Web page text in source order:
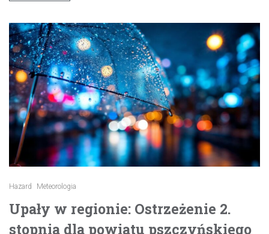
Hazard Meteorologia
Upały w regionie: Ostrzeżenie 2.
stopnia dla powiatu pszczyńskiego